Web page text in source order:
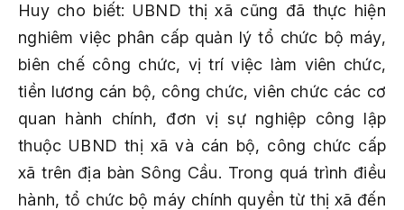
Huy cho biết: UBND thị xã cũng đã thực hiện
nghiêm việc phân cấp quản lý tổ chức bộ máy,
biên chế công chức, vị trí việc làm viên chức,
tiền lương cán bộ, công chức, viên chức các cơ
quan hành chính, đơn vị sự nghiệp công lập
thuộc UBND thị xã và cán bộ, công chức cấp
xã trên địa bàn Sông Cầu. Trong quá trình điều
hành, tổ chức bộ máy chính quyền từ thị xã đến